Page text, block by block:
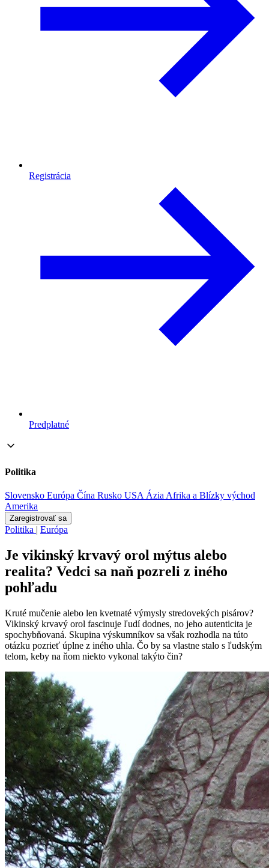
Registrácia
Predplatné
Politika
Slovensko Európa Čína Rusko USA ÁziaAfrika a Blízky východ
Amerika
Zaregistrovať sa
Politika | Európa
Je vikinský krvavý orol mýtus alebo
realita? Vedci sa naň pozreli z iného
pohľadu
Kruté mučenie alebo len kvetnaté výmysly stredovekých pisárov?
Vikinský krvavý orol fascinuje ľudí dodnes, no jeho autenticita je
spochybňovaná. Skupina výskumníkov sa však rozhodla na túto
otázku pozrieť úplne z iného uhla. Čo by sa vlastne stalo s ľudským
telom, keby na ňom niekto vykonal takýto čin?